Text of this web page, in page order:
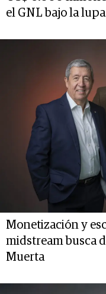
el GNL bajo la lupa
Monetización y
midstream busca
Muerta